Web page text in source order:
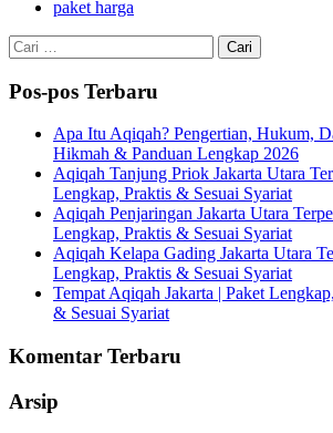
paket harga
Cari
untuk:
Pos-pos Terbaru
Apa Itu Aqiqah? Pengertian, Hukum,
Hikmah & Panduan Lengkap 2026
Aqiqah Tanjung Priok Jakarta Utara
Lengkap, Praktis & Sesuai Syariat
Aqiqah Penjaringan Jakarta Utara
Lengkap, Praktis & Sesuai Syariat
Aqiqah Kelapa Gading Jakarta Utara
Lengkap, Praktis & Sesuai Syariat
Tempat Aqiqah Jakarta | Paket
& Sesuai Syariat
Komentar Terbaru
Arsip